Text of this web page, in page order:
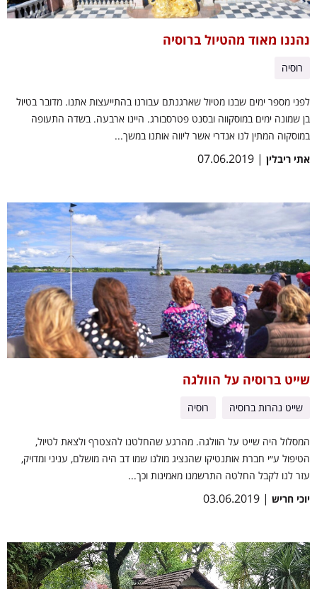
נהננו מאוד מהטיול ברוסיה
רוסיה
לפני מספר ימים שבנו מטיול שארגנתם עבורנו בהתייעצות אתנו. מדובר בטיול
בן שמונה ימים במוסקווה ובסנט פטרסבורג. היינו ארבעה. בשדה התעופה
במוסקוה המתין לנו אנדרי אשר ליווה אותנו במשך...
אתי ריבלין | 07.06.2019
שייט ברוסיה על הוולגה
שייט נהרות ברוסיה רוסיה
המסלול היה שייט על הוולגה. מהרגע שהחלטנו להצטרף ולצאת לטיול,
הטיפול ע״י חברת אותנטיקו שהנציג מולנו שמו דב היה מושלם, עניני ומדויק,
עזר לנו לקבל החלטה התרשמנו מאמינות וכך...
יוכי חריש | 03.06.2019